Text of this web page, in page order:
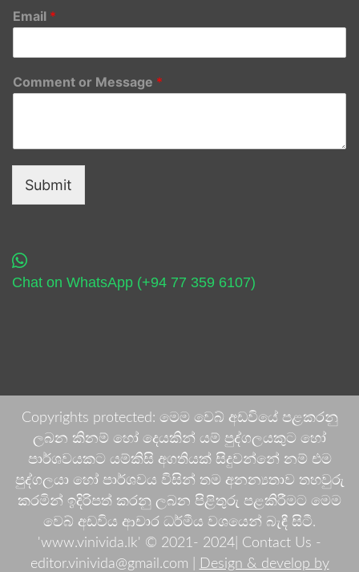
Email *
Comment or Message *
Submit
Chat on WhatsApp (+94 77 359 6107)
Copyrights protected: මෙම වෙබ් අඩවියේ පළකරනු
ලබන කිනම් හෝ දෙයකින් යම් පුද්ගලයකුට හෝ
පාර්ශවයකට යම්කිසි අගතියක් සිදුවන්නේ නම් එම
පුද්ගලයා හෝ පාර්ශවය විසින් තම අනන්‍යතාව තහවුරු
කරමින් ඉදිරිපත් කරනු ලබන පිළිතුරු පළකිරීමට මෙම
වෙබ් අඩවිය ආචාර ධර්මීය වශයෙන් බැඳී සිටී.
'www.vinivida.lk' © 2021- 2024| Contact Us -
editor.vinivida@gmail.com |
Design & develop by